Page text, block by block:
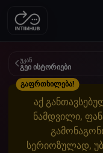
უკან
გეი ისტორიები
გაფრთხილება!
აქ
ნამდვილი,
სერიოზულად,